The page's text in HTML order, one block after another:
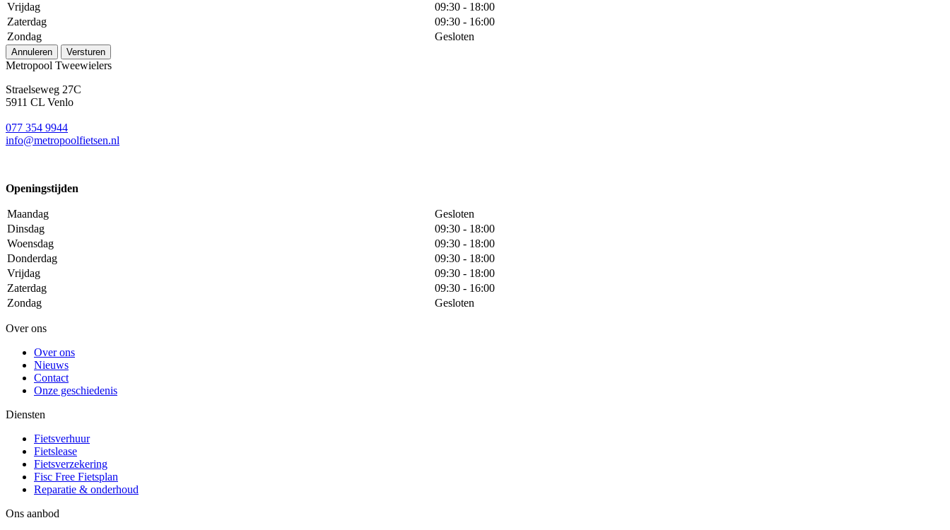
Vrijdag
09:30 - 18:00
Zaterdag
09:30 - 16:00
Zondag
Gesloten
Annuleren Versturen
Metropool Tweewielers
Straelseweg 27C
5911 CL Venlo
077 354 9944
info@metropoolfietsen.nl
Openingstijden
Maandag
Gesloten
Dinsdag
09:30 - 18:00
Woensdag
09:30 - 18:00
Donderdag
09:30 - 18:00
Vrijdag
09:30 - 18:00
Zaterdag
09:30 - 16:00
Zondag
Gesloten
Over ons
Over ons
Nieuws
Contact
Onze geschiedenis
Diensten
Fietsverhuur
Fietslease
Fietsverzekering
Fisc Free Fietsplan
Reparatie & onderhoud
Ons aanbod